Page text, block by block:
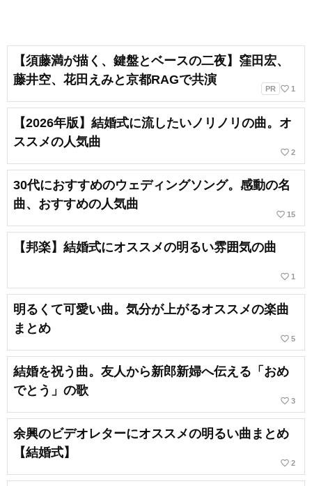
【須藤満が描く、鍵盤とベースの二夜】窪田宏、
藤井空、花田えみと京都RAGで共演
PR favorite_border 1
【2026年版】結婚式に流したいノリノリの曲。オ
ススメの人気曲
favorite_border 2
30代におすすめのウェディングソング。感動の名
曲、おすすめの人気曲
favorite_border 15
【邦楽】結婚式にオススメの明るい雰囲気の曲
favorite_border 1
明るくて可愛い曲。気分が上がるオススメの楽曲
まとめ
favorite_border 5
結婚を祝う曲。友人から新郎新婦へ伝える「おめ
でとう」の歌
favorite_border 3
余興のビデオレターにオススメの明るい曲まとめ
【結婚式】
favorite_border 2